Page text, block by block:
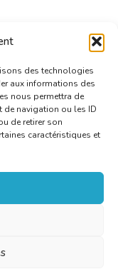
des technologies
aux informations des
nous permettra de
de navigation ou les ID
de retirer son
caractéristiques et